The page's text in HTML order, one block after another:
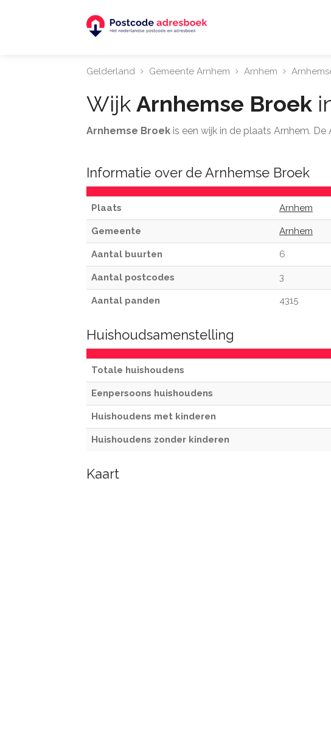
Gelderland Gemeente Arnhem Arnhem
Wijk Arnhemse Broek
Arnhemse Broek is een wijk in de plaats Arnhem.
Informatie over de Arnhemse Broek
Plaats Arnhem
Gemeente Arnhem
Aantal buurten 6
Aantal postcodes 3
Aantal panden 4315
Huishoudsamenstelling
Totale huishoudens
Eenpersoons huishoudens
Huishoudens met kinderen
Huishoudens zonder kinderen
Kaart